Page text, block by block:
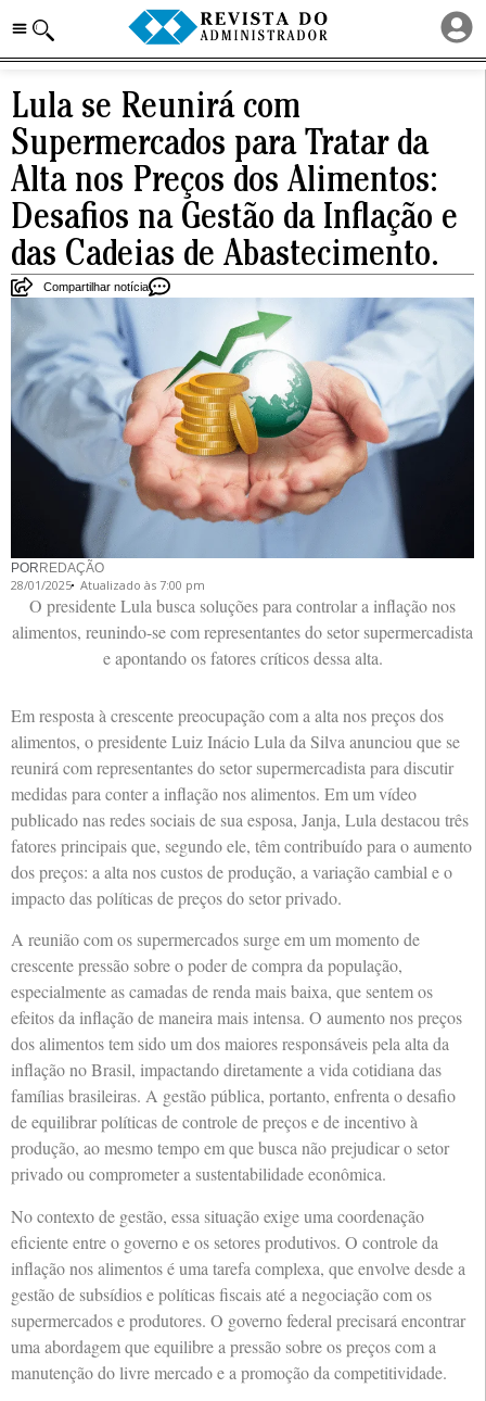
Lula se Reunirá com
Supermercados para Tratar da
Alta nos Preços dos Alimentos:
Desafios na Gestão da Inflação e
das Cadeias de Abastecimento.
Compartilhar notícia
POR REDAÇÃO
28/01/2025 Atualizado às 7:00 pm
O presidente Lula busca soluções para controlar a inflação nos
alimentos, reunindo-se com representantes do setor supermercadista
e apontando os fatores críticos dessa alta.
Em resposta à crescente preocupação com a alta nos preços dos
alimentos, o presidente Luiz Inácio Lula da Silva anunciou que se
reunirá com representantes do setor supermercadista para discutir
medidas para conter a inflação nos alimentos. Em um vídeo
publicado nas redes sociais de sua esposa, Janja, Lula destacou três
fatores principais que, segundo ele, têm contribuído para o aumento
dos preços: a alta nos custos de produção, a variação cambial e o
impacto das políticas de preços do setor privado.
A reunião com os supermercados surge em um momento de
crescente pressão sobre o poder de compra da população,
especialmente as camadas de renda mais baixa, que sentem os
efeitos da inflação de maneira mais intensa. O aumento nos preços
dos alimentos tem sido um dos maiores responsáveis pela alta da
inflação no Brasil, impactando diretamente a vida cotidiana das
famílias brasileiras. A gestão pública, portanto, enfrenta o desafio
de equilibrar políticas de controle de preços e de incentivo à
produção, ao mesmo tempo em que busca não prejudicar o setor
privado ou comprometer a sustentabilidade econômica.
No contexto de gestão, essa situação exige uma coordenação
eficiente entre o governo e os setores produtivos. O controle da
inflação nos alimentos é uma tarefa complexa, que envolve desde a
gestão de subsídios e políticas fiscais até a negociação com os
supermercados e produtores. O governo federal precisará encontrar
uma abordagem que equilibre a pressão sobre os preços com a
manutenção do livre mercado e a promoção da competitividade.